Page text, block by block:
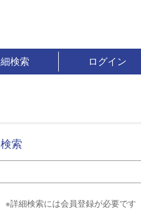
検索 ログイン
索
※詳細検索には会員登録が必要です